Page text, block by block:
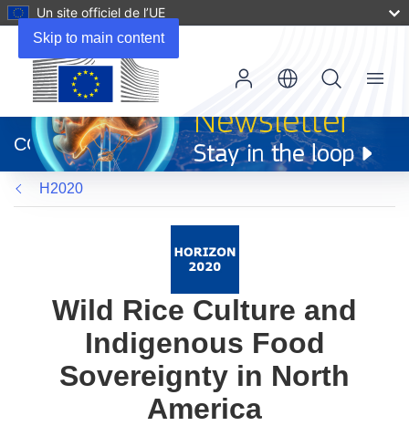
Skip to main content
Un site officiel de l’UE
dans
une
nouvelle
fenêtre)
CORDIS
Menu
H2020
Wild Rice Culture and
Indigenous Food
Sovereignty in North
America